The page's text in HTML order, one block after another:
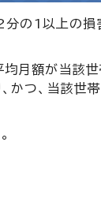
2分の1以上の
均月額が当該
かつ、当該世